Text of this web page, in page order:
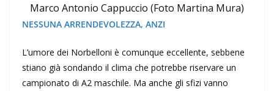
Marco Antonio Cappuccio (Foto Martina Mura)
NESSUNA ARRENDEVOLEZZA, ANZI
L’umore dei Norbelloni è comunque eccellente, sebbene
stiano già sondando il clima che potrebbe riservare un
campionato di A2 maschile. Ma anche gli sfizi vanno